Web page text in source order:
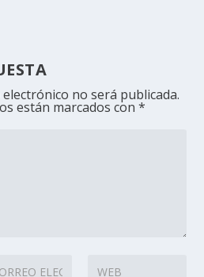
no será publicada.
están marcados con*